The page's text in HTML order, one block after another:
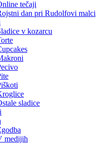
tečaji
dan pri Rudolfovi malci
v kozarcu
sladice
medijih